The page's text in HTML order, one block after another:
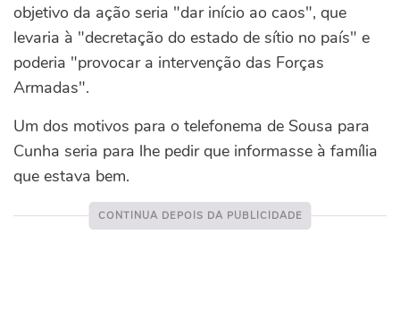
objetivo da ação seria "dar início ao caos", que
levaria à "decretação do estado de sítio no país" e
poderia "provocar a intervenção das Forças
Armadas".
Um dos motivos para o telefonema de Sousa para
Cunha seria para lhe pedir que informasse à família
que estava bem.